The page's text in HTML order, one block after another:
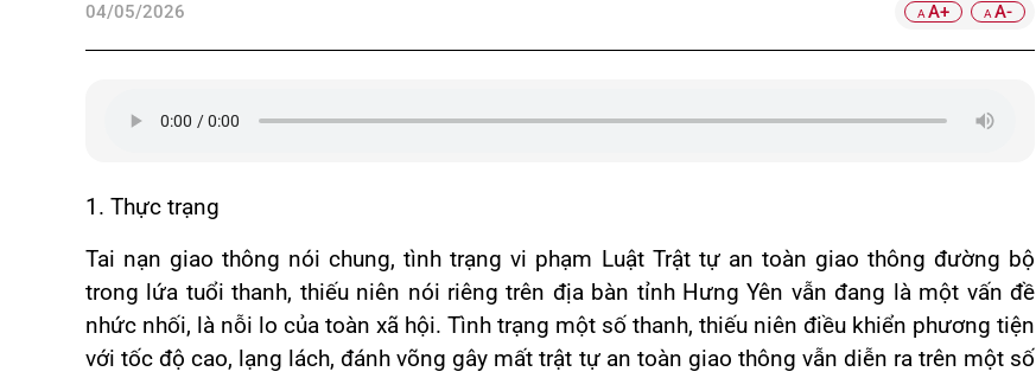
04/05/2026 A A+ A A-
1. Thực trạng
Tai nạn giao thông nói chung, tình trạng vi phạm Luật Trật tự an toàn giao thông đường bộ
trong lứa tuổi thanh, thiếu niên nói riêng trên địa bàn tỉnh Hưng Yên vẫn đang là một vấn đề
nhức nhối, là nỗi lo của toàn xã hội. Tình trạng một số thanh, thiếu niên điều khiển phương tiện
với tốc độ cao, lạng lách, đánh võng gây mất trật tự an toàn giao thông vẫn diễn ra trên một số